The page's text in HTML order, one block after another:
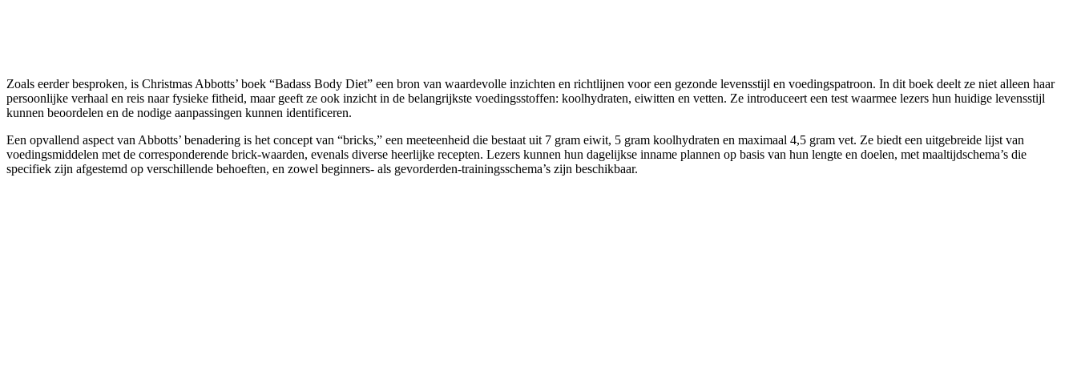
Zoals eerder besproken, is Christmas Abbotts’ boek “Badass Body Diet” een bron van waardevolle inzichten en richtlijnen voor een gezonde levensstijl en voedingspatroon. In dit boek deelt ze niet alleen haar
persoonlijke verhaal en reis naar fysieke fitheid, maar geeft ze ook inzicht in de belangrijkste voedingsstoffen: koolhydraten, eiwitten en vetten. Ze introduceert een test waarmee lezers hun huidige levensstijl
kunnen beoordelen en de nodige aanpassingen kunnen identificeren.
Een opvallend aspect van Abbotts’ benadering is het concept van “bricks,” een meeteenheid die bestaat uit 7 gram eiwit, 5 gram koolhydraten en maximaal 4,5 gram vet. Ze biedt een uitgebreide lijst van
voedingsmiddelen met de corresponderende brick-waarden, evenals diverse heerlijke recepten. Lezers kunnen hun dagelijkse inname plannen op basis van hun lengte en doelen, met maaltijdschema’s die
specifiek zijn afgestemd op verschillende behoeften, en zowel beginners- als gevorderden-trainingsschema’s zijn beschikbaar.